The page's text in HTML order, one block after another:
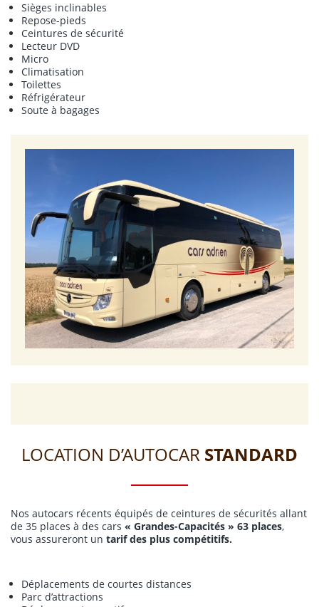
Sièges inclinables
Repose-pieds
Ceintures de sécurité
Lecteur DVD
Micro
Climatisation
Toilettes
Réfrigérateur
Soute à bagages
LOCATION D’AUTOCAR STANDARD
Nos autocars récents équipés de ceintures de sécurités allant
de 35 places à des cars « Grandes-Capacités » 63 places,
vous assureront un tarif des plus compétitifs.
Déplacements de courtes distances
Parc d’attractions